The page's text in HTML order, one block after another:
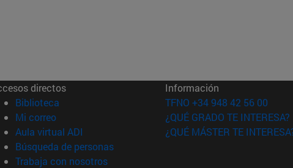
directos
Biblioteca (abre en nueva ventana)
Mi correo(abre en nueva ventana)
Aula virtual ADI (abre en nueva ventana)
Búsqueda de personas(abre en nueva ventana)
Trabaja con nosotros(abre en nueva ventana)
Información
TFNO +34 948 42 56 00
¿QUÉ GRADO TE INTERESA?
¿QUÉ MÁSTER TE